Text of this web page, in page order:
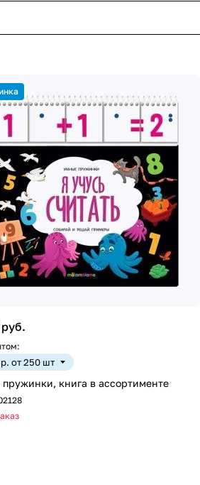
р. от 250 шт
книга в ассортименте